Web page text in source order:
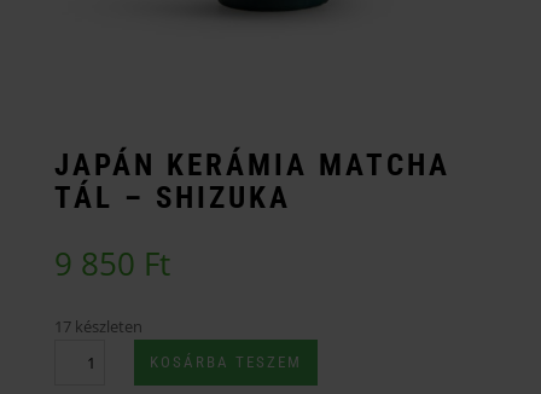
JAPÁN KERÁMIA MATCHA
TÁL – SHIZUKA
9 850 Ft
17 készleten
KOSÁRBA TESZEM